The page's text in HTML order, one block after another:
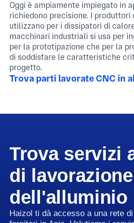
Oggi è ampiamente impiegato in
richiedono precisione. I
utilizzano per i dissipatori di
macchinari industriali si usa per
per la prototipazione che per la
di soddisfare le caratteristiche
progetto.
Trova parti lavorate CNC in
Trova servizi
di
dell'alluminio
Haizol ti dà accesso a una rete